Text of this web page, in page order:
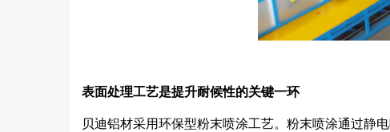
表面处理工艺是提升耐候性的关键一环
贝迪铝材采用环保型粉末喷涂工艺。粉末喷涂通过静